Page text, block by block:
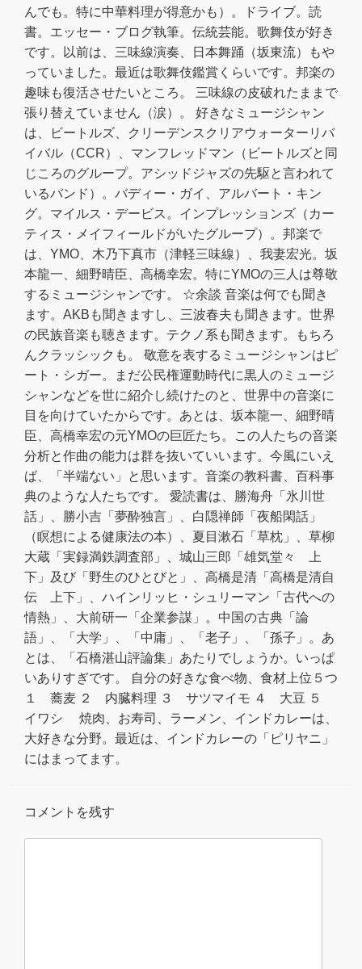
んでも。特に中華料理が得意かも）。ドライブ。読
書。エッセー・ブログ執筆。伝統芸能。歌舞伎が好き
です。以前は、三味線演奏、日本舞踊（坂東流）もや
っていました。最近は歌舞伎鑑賞くらいです。邦楽の
趣味も復活させたいところ。 三味線の皮破れたままで
張り替えていません（涙）。 好きなミュージシャン
は、ビートルズ、クリーデンスクリアウォーターリバ
イバル（CCR）、マンフレッドマン（ビートルズと同
じころのグループ。アシッドジャズの先駆と言われて
いるバンド）。バディー・ガイ、アルバート・キン
グ。マイルス・デービス。インプレッションズ（カー
ティス・メイフィールドがいたグループ）。邦楽で
は、YMO、木乃下真市（津軽三味線）、我妻宏光。坂
本龍一、細野晴臣、高橋幸宏。特にYMOの三人は尊敬
するミュージシャンです。 ☆余談 音楽は何でも聞き
ます。AKBも聞きますし、三波春夫も聞きます。世界
の民族音楽も聴きます。テクノ系も聞きます。もちろ
んクラッシックも。 敬意を表するミュージシャンはピ
ート・シガー。まだ公民権運動時代に黒人のミュージ
シャンなどを世に紹介し続けたのと、世界中の音楽に
目を向けていたからです。あとは、坂本龍一、細野晴
臣、高橋幸宏の元YMOの巨匠たち。この人たちの音楽
分析と作曲の能力は群を抜いていいます。今風にいえ
ば、「半端ない」と思います。音楽の教科書、百科事
典のような人たちです。 愛読書は、勝海舟「氷川世
話」、勝小吉「夢酔独言」、白隠禅師「夜船閑話」
（瞑想による健康法の本）、夏目漱石「草枕」、草柳
大蔵「実録満鉄調査部」、城山三郎「雄気堂々 上
下」及び「野生のひとびと」、高橋是清「高橋是清自
伝 上下」、ハインリッヒ・シュリーマン「古代への
情熱」、大前研一「企業参謀」。中国の古典「論
語」、「大学」、「中庸」、「老子」、「孫子」。あ
とは、「石橋湛山評論集」あたりでしょうか。いっぱ
いありすぎです。 自分の好きな食べ物、食材上位５つ
１ 蕎麦 ２ 内臓料理 ３ サツマイモ ４ 大豆 ５
イワシ 焼肉、お寿司、ラーメン、インドカレーは、
大好きな分野。最近は、インドカレーの「ピリヤニ」
にはまってます。
コメントを残す